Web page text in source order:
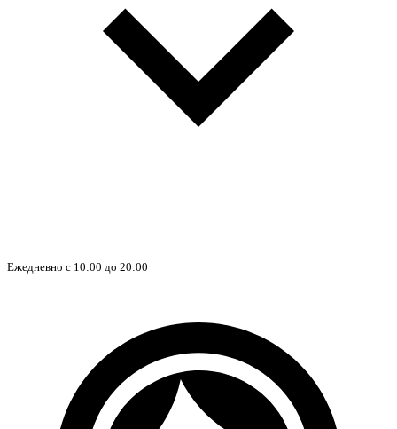
Ежедневно с 10:00 до 20:00